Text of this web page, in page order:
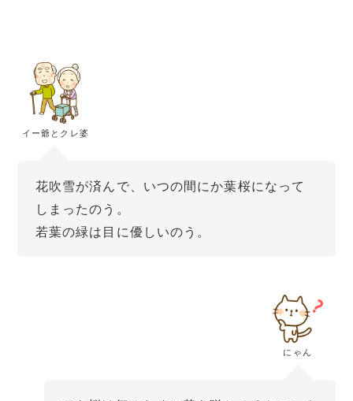
イー爺とクレ婆
花吹雪が済んで、いつの間にか葉桜になって
しまったのう。
若葉の緑は目に優しいのう。
にゃん